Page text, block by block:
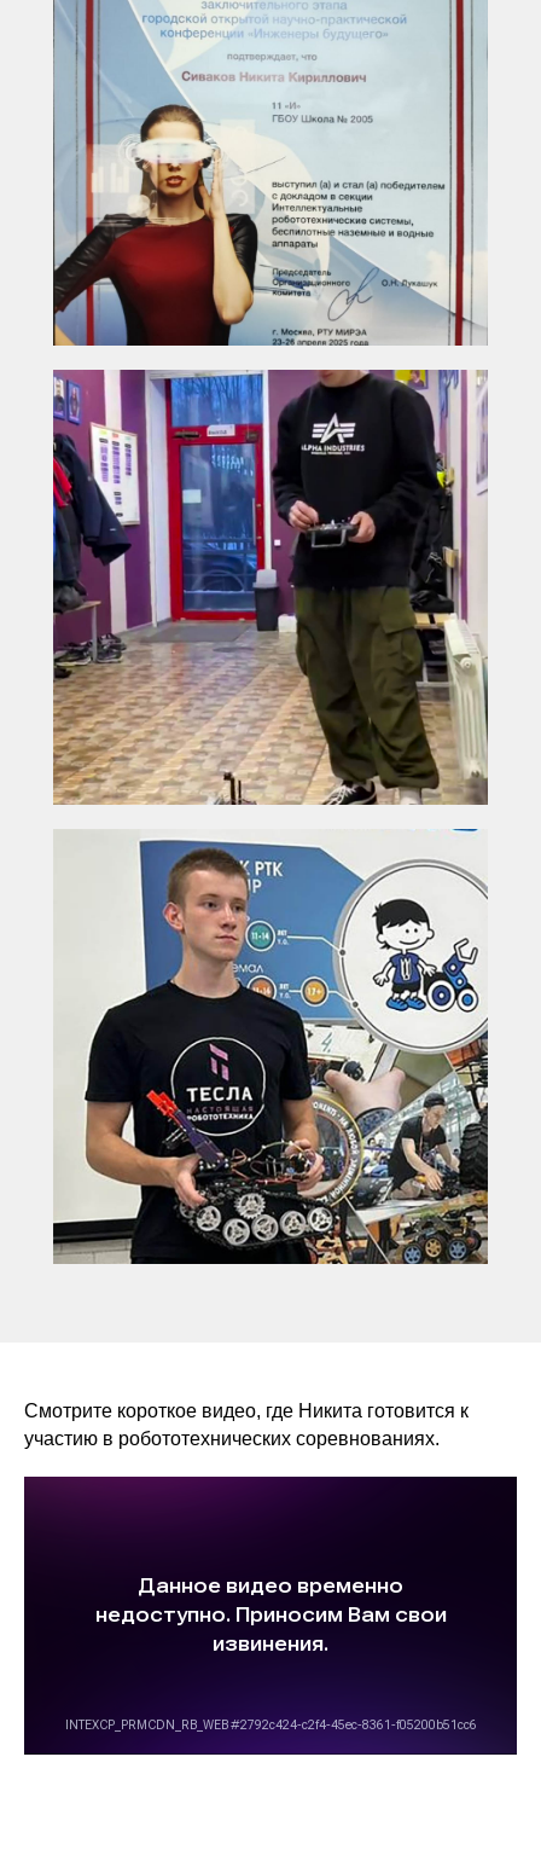
Смотрите короткое видео, где Никита готовится к
участию в робототехнических соревнованиях.